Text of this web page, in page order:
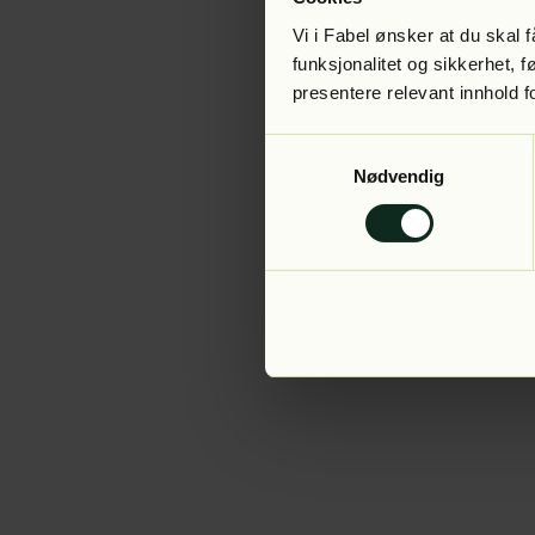
Vi i Fabel ønsker at du skal
funksjonalitet og sikkerhet,
presentere relevant innhold
Nødvendig
Application